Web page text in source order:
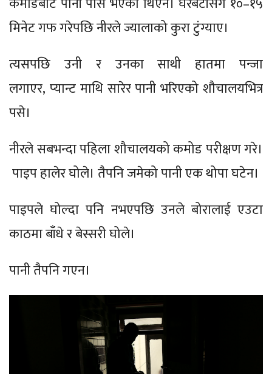
मिनेट गफ गरेपछि नीरले ज्यालाको कुरा टुंग्याए।
त्यसपछि उनी र उनका साथी हातमा पन्जा
लगाएर, प्यान्ट माथि सारेर पानी भरिएको शौचालयभित्र
पसे।
नीरले सबभन्दा पहिला शौचालयको कमोड परीक्षण गरे।
पाइप हालेर घोले। तैपनि जमेको पानी एक थोपा घटेन।
पाइपले घोल्दा पनि नभएपछि उनले बोरालाई एउटा
काठमा बाँधे र बेस्सरी घोले।
पानी तैपनि गएन।